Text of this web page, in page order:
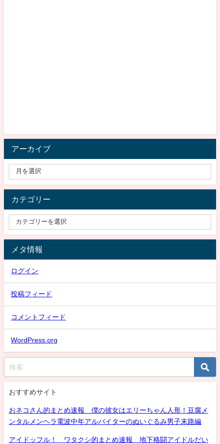
アーカイブ
カテゴリー
メタ情報
ログイン
投稿フィード
コメントフィード
WordPress.org
おすすめサイト
おネコさん的まとめ速報 僕の彼女はエリーちゃん人形！豆腐メ
ンタルメンヘラ電波中年アルバイターのぬいぐるみ男子末路編
アイドッフル！ ワタクシ的まとめ速報 地下格闘アイドルだい